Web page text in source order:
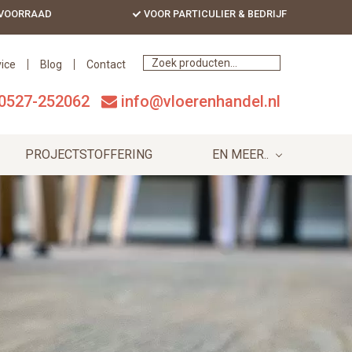
VOOR PARTICULIER & BEDRIJF
Blog Contact
252062 info@vloerenhandel.nl
PROJECTSTOFFERING EN MEER..